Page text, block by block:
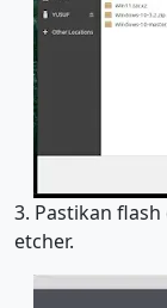
3. Pastikan
etcher.